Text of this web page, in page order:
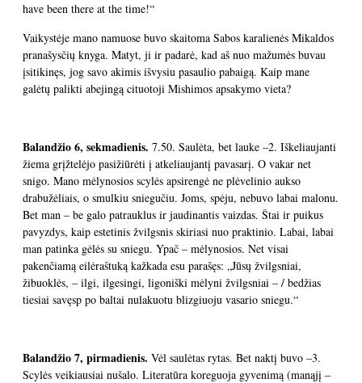
have been there at the time!“
Vaikystėje mano namuose buvo skaitoma Sabos karalienės Mikaldos
pranašysčių knyga. Matyt, ji ir padarė, kad aš nuo mažumės buvau
įsitikinęs, jog savo akimis išvysiu pasaulio pabaigą. Kaip mane
galėtų palikti abejingą cituotoji Mishimos apsakymo vieta?
Balandžio 6, sekmadienis. 7.50. Saulėta, bet lauke –2. Iškeliaujanti
žiema grįžtelėjo pasižiūrėti į atkeliaujantį pavasarį. O vakar net
snigo. Mano mėlynosios scylės apsirengė ne plėvelinio aukso
drabužėliais, o smulkiu sniegučiu. Joms, spėju, nebuvo labai malonu.
Bet man – be galo patrauklus ir jaudinantis vaizdas. Štai ir puikus
pavyzdys, kaip estetinis žvilgsnis skiriasi nuo praktinio. Labai, labai
man patinka gėlės su sniegu. Ypač – mėlynosios. Net visai
pakenčiamą eilėraštuką kažkada esu parašęs: „Jūsų žvilgsniai,
žibuoklės, – ilgi, ilgesingi, ligoniški mėlyni žvilgsniai – / bedžias
tiesiai savęsp po baltai nulakuotu blizgiuoju vasario sniegu.“
Balandžio 7, pirmadienis. Vėl saulėtas rytas. Bet naktį buvo –3.
Scylės veikiausiai nušalo. Literatūra koreguoja gyvenimą (manąjį –